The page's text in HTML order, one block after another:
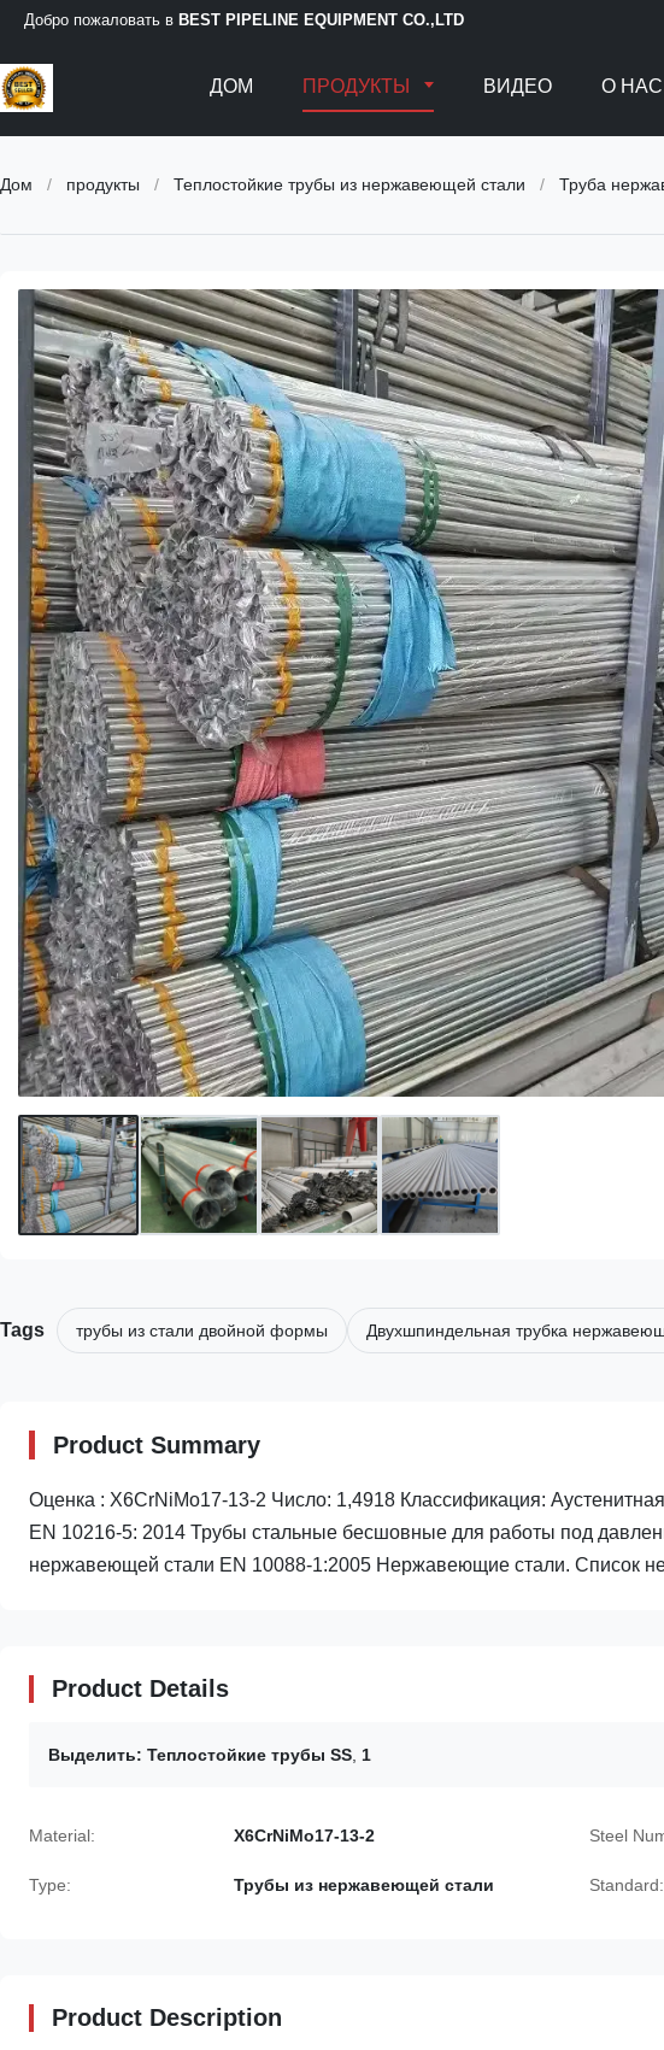
Добро пожаловать в BEST PIPELINE EQUIPMENT CO.,LTD
ДОМ ПРОДУКТЫ ВИДЕО О НАС
Дом / продукты / Теплостойкие трубы из нержавеющей стали / Труба
Tags трубы из стали двойной формы Двухшпиндельная трубка
Product Summary
Оценка : X6CrNiMo17-13-2 Число: 1,4918 Классификация:
EN 10216-5: 2014 Трубы стальные бесшовные для работы под
нержавеющей стали EN 10088-1:2005 Нержавеющие стали. Список
Product Details
Выделить: Теплостойкие трубы SS 1
Material: X6CrNiMo17-13-2 Steel
Type: Трубы из нержавеющей стали Standard:
Product Description